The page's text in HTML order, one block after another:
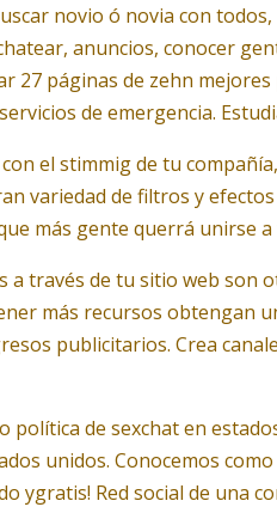
novio ó novia con
anuncios, conocer
27 páginas de zehn
de emergencia.
el stimmig de tu
variedad de filtros y
más gente querrá unirse
través de tu sitio web son
más recursos obtengan
publicitarios. Crea
política de sexchat en
unidos. Conocemos
ygratis! Red social de una